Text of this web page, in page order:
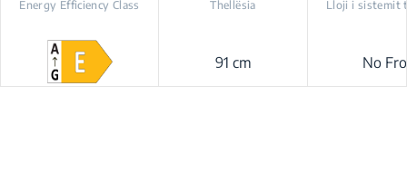
Energy Efficiency Class Thellësia
91 cm
Lloji i sistemit
No